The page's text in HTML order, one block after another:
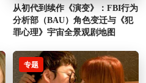
从初代到续作《演变》：FBI行为
分析部（BAU）角色变迁与《犯
罪心理》宇宙全景观剧地图
专题